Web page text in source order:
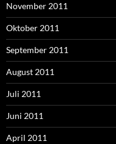
November 2011
Oktober 2011
September 2011
August 2011
Juli 2011
Juni 2011
April 2011